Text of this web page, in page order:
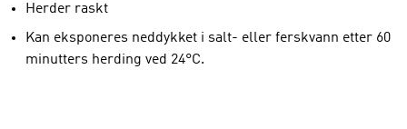
Herder raskt
Kan eksponeres neddykket i salt- eller ferskvann etter 60
minutters herding ved 24°C.